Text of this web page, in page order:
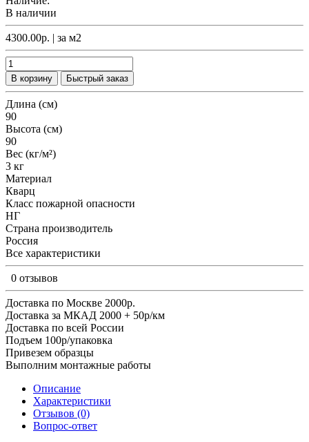
В наличии
4300.00р. | за м2
В корзину Быстрый заказ
Длина (см)
90
Высота (см)
90
Вес (кг/м²)
3 кг
Материал
Кварц
Класс пожарной опасности
НГ
Страна производитель
Россия
Все характеристики
0 отзывов
Доставка по Москве 2000р.
Доставка за МКАД 2000 + 50р/км
Доставка по всей России
Подъем 100р/упаковка
Привезем образцы
Выполним монтажные работы
Описание
Характеристики
Отзывов (0)
Вопрос-ответ